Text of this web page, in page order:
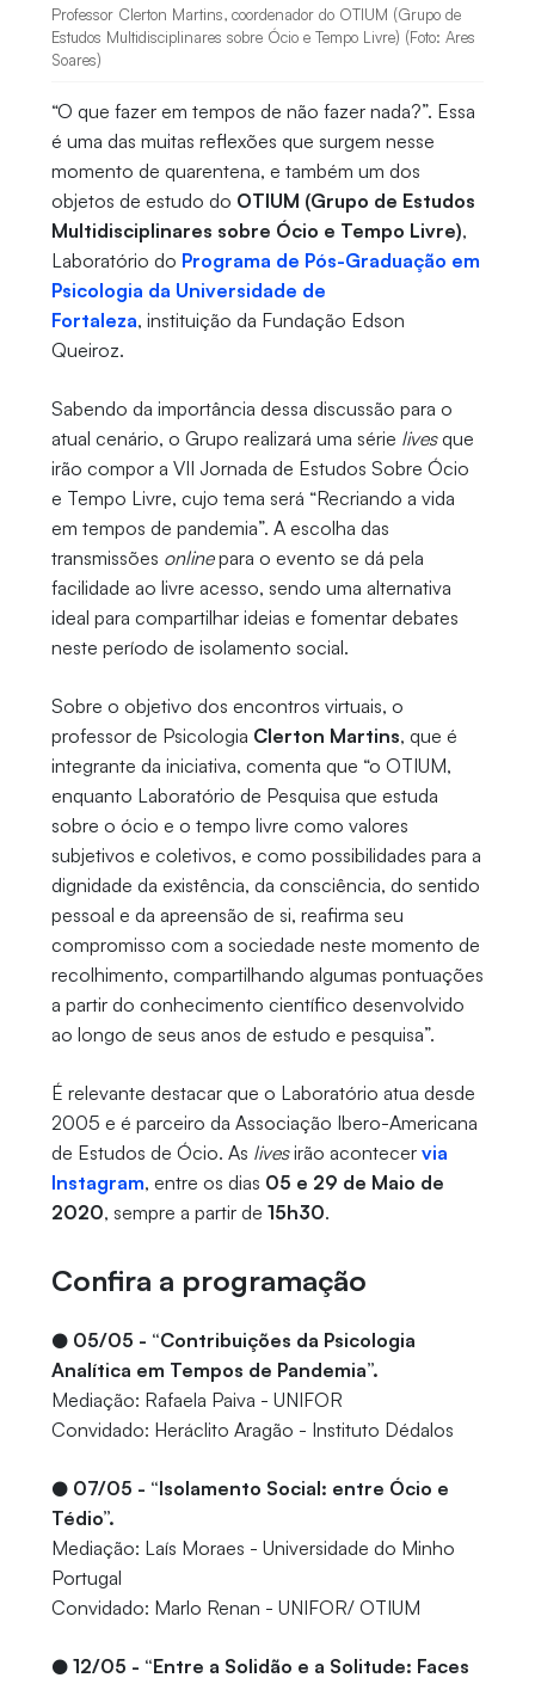
Professor Clerton Martins, coordenador do OTIUM (Grupo de
Estudos Multidisciplinares sobre Ócio e Tempo Livre) (Foto: Ares
Soares)
“O que fazer em tempos de não fazer nada?”. Essa
é uma das muitas reflexões que surgem nesse
momento de quarentena, e também um dos
objetos de estudo do OTIUM (Grupo de Estudos
Multidisciplinares sobre Ócio e Tempo Livre),
Laboratório do Programa de Pós-Graduação em
Psicologia da Universidade de
Fortaleza, instituição da Fundação Edson
Queiroz.
Sabendo da importância dessa discussão para o
atual cenário, o Grupo realizará uma série livesque
irão compor a VII Jornada de Estudos Sobre Ócio
e Tempo Livre, cujo tema será “Recriando a vida
em tempos de pandemia”. A escolha das
transmissões onlinepara o evento se dá pela
facilidade ao livre acesso, sendo uma alternativa
ideal para compartilhar ideias e fomentar debates
neste período de isolamento social.
Sobre o objetivo dos encontros virtuais, o
professor de Psicologia Clerton Martins, que é
integrante da iniciativa, comenta que “o OTIUM,
enquanto Laboratório de Pesquisa que estuda
sobre o ócio e o tempo livre como valores
subjetivos e coletivos, e como possibilidades para a
dignidade da existência, da consciência, do sentido
pessoal e da apreensão de si, reafirma seu
compromisso com a sociedade neste momento de
recolhimento, compartilhando algumas pontuações
a partir do conhecimento científico desenvolvido
ao longo de seus anos de estudo e pesquisa”.
É relevante destacar que o Laboratório atua desde
2005 e é parceiro da Associação Ibero-Americana
de Estudos de Ócio. As livesirão acontecer via
Instagram, entre os dias 05 e 29 de Maio de
2020, sempre a partir de 15h30.
Confira a programação
● 05/05 - “Contribuições da Psicologia
Analítica em Tempos de Pandemia”.
Mediação: Rafaela Paiva - UNIFOR
Convidado: Heráclito Aragão - Instituto Dédalos
● 07/05 - “Isolamento Social: entre Ócio e
Tédio”.
Mediação: Laís Moraes - Universidade do Minho
Portugal
Convidado: Marlo Renan - UNIFOR/ OTIUM
● 12/05 - “Entre a Solidão e a Solitude: Faces